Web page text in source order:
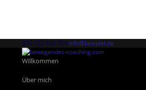
030 123 456 789 info@beispiel.de
Willkommen
Über mich